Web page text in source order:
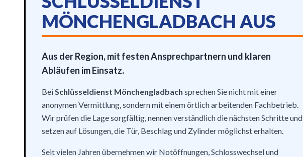
MÖNCHENGLADBACH AUS
Aus der Region, mit festen Ansprechpartnern und klaren
Abläufen im Einsatz.
BeiSchlüsseldienst Mönchengladbach sprechen Sie nicht mit einer
anonymen Vermittlung, sondern mit einem örtlich arbeitenden Fachbetrieb.
Wir prüfen die Lage sorgfältig, nennen verständlich die nächsten Schritte und
setzen auf Lösungen, die Tür, Beschlag und Zylinder möglichst erhalten.
Seit vielen Jahren übernehmen wir Notöffnungen, Schlosswechsel und